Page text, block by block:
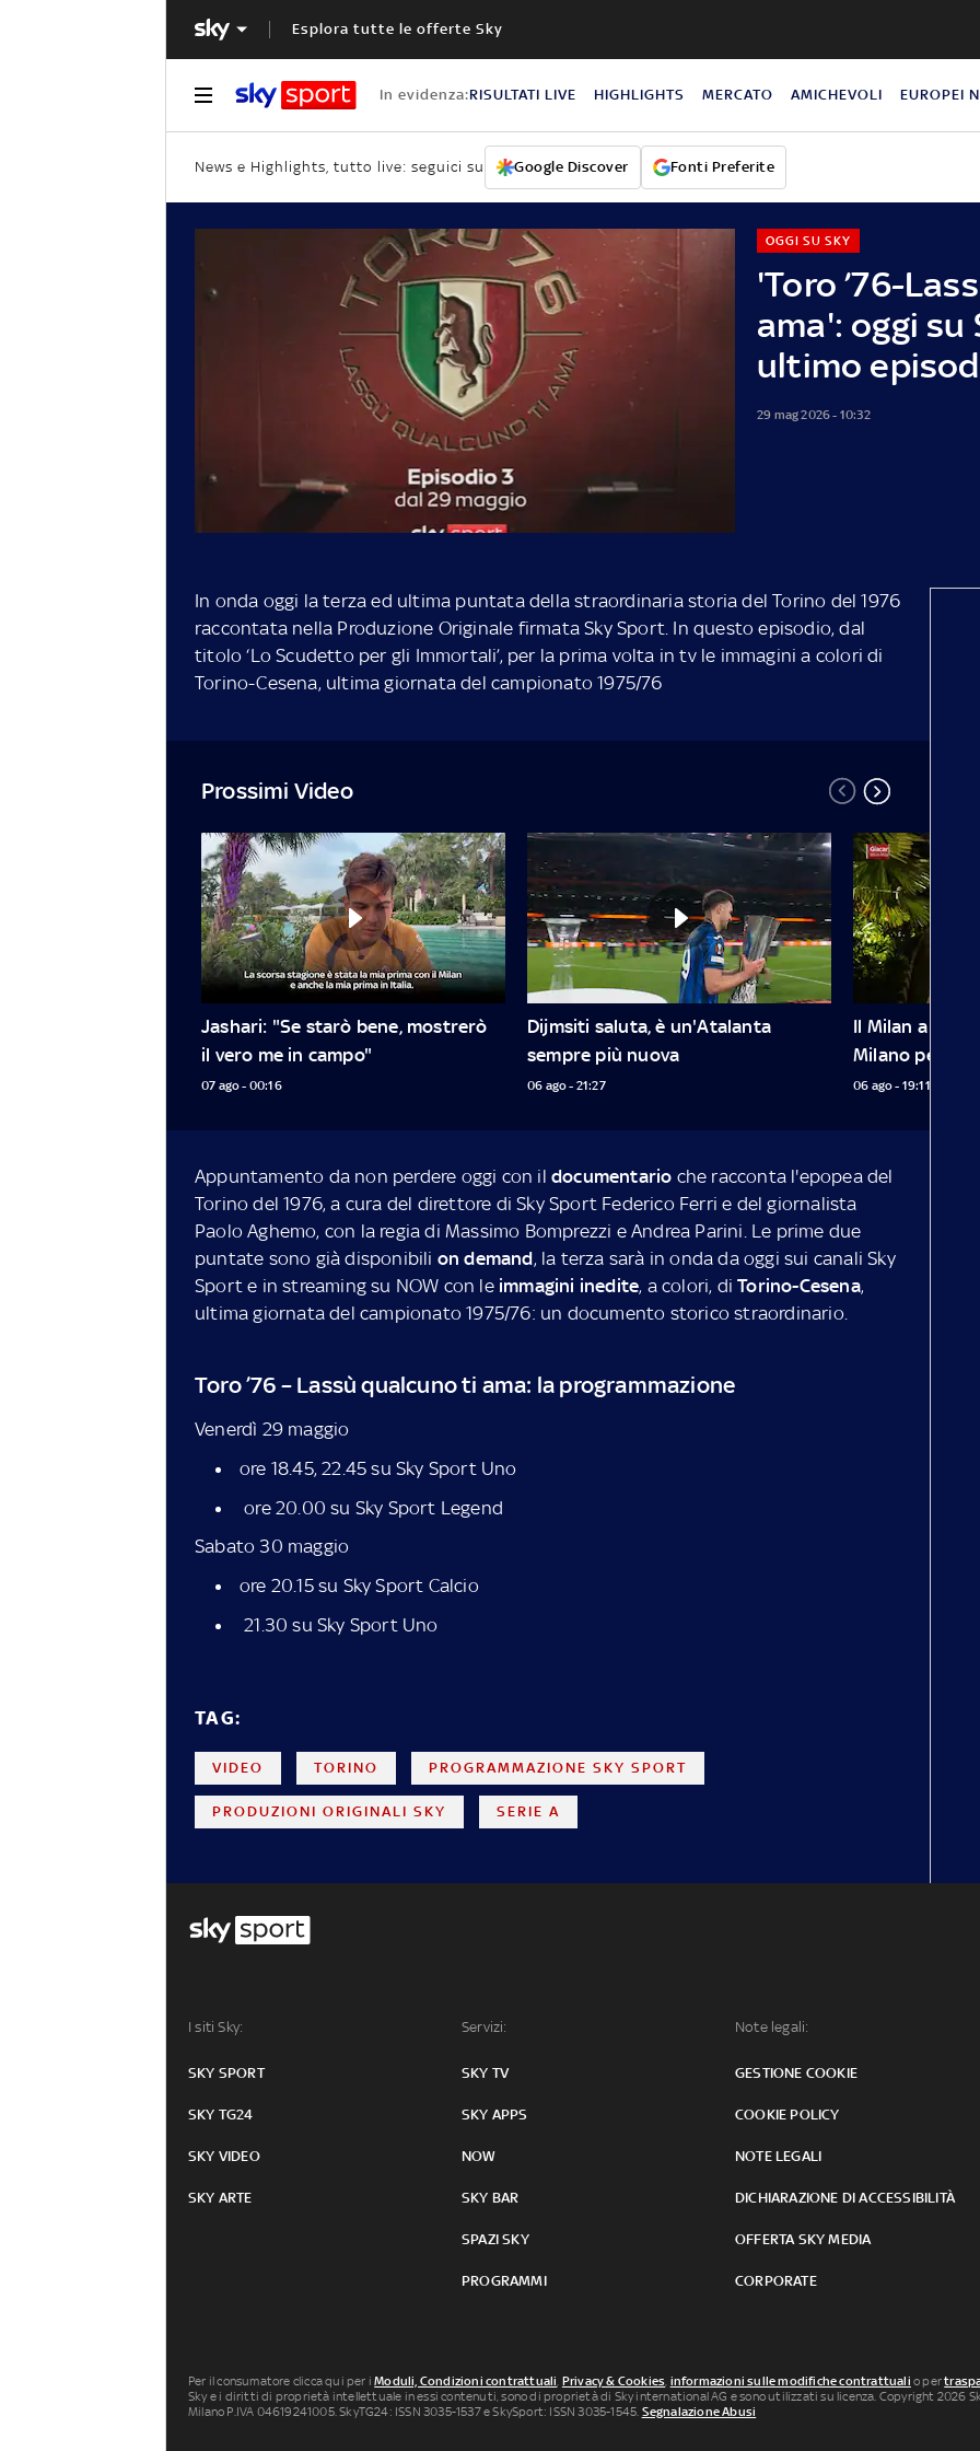
Esplora tutte le offerte Sky
In evidenza:RISULTATI LIVE HIGHLIGHTS MERCATO AMICHEVOLI EUROPEI
News e Highlights, tutto live: seguici su Google Discover Fonti Preferite
'Toro ’76-
ama': oggi su
ultimo
OGGI SU SKY
29 mag 2026 - 10:32
In onda oggi la terza ed ultima puntata della straordinaria storia del Torino del 1976
raccontata nella Produzione Originale firmata Sky Sport. In questo episodio, dal
titolo ‘Lo Scudetto per gli Immortali’, per la prima volta in tv le immagini a colori di
Torino-Cesena, ultima giornata del campionato 1975/76
Prossimi Video
Jashari: "Se starò bene, mostrerò
il vero me in campo"
07 ago - 00:16
Dijmsiti saluta, è un'Atalanta
sempre più nuova
06 ago - 21:27
Il Milan a
Milano per
06 ago - 19:11
Appuntamento da non perdere oggi con il documentario che racconta l'epopea del
Torino del 1976, a cura del direttore di Sky Sport Federico Ferri e del giornalista
Paolo Aghemo, con la regia di Massimo Bomprezzi e Andrea Parini. Le prime due
puntate sono già disponibili on demand, la terza sarà in onda da oggi sui canali Sky
Sport e in streaming su NOW con le immagini inedite, a colori, di Torino-Cesena,
ultima giornata del campionato 1975/76: un documento storico straordinario.
Toro ’76 – Lassù qualcuno ti ama: la programmazione
Venerdì 29 maggio
ore 18.45, 22.45 su Sky Sport Uno
ore 20.00 su Sky Sport Legend
Sabato 30 maggio
ore 20.15 su Sky Sport Calcio
21.30 su Sky Sport Uno
TAG:
VIDEO TORINO PROGRAMMAZIONE SKY SPORT
PRODUZIONI ORIGINALI SKY SERIE A
I siti Sky:
SKY SPORT
SKY TG24
SKY VIDEO
SKY ARTE
Servizi:
SKY TV
SKY APPS
NOW
SKY BAR
SPAZI SKY
PROGRAMMI
Note legali:
GESTIONE COOKIE
COOKIE POLICY
NOTE LEGALI
DICHIARAZIONE DI ACCESSIBILITÀ
OFFERTA SKY MEDIA
CORPORATE
Per il consumatore clicca qui per iModuli, Condizioni contrattuali, Privacy & Cookies, informazioni sulle modifiche contrattuali o per
Sky e i diritti di proprietà intellettuale in essi contenuti, sono di proprietà di Sky international AG e sono utilizzati su licenza. Copyright 2026
Milano P.IVA 04619241005. SkyTG24: ISSN 3035-1537 e SkySport: ISSN 3035-1545. Segnalazione Abusi